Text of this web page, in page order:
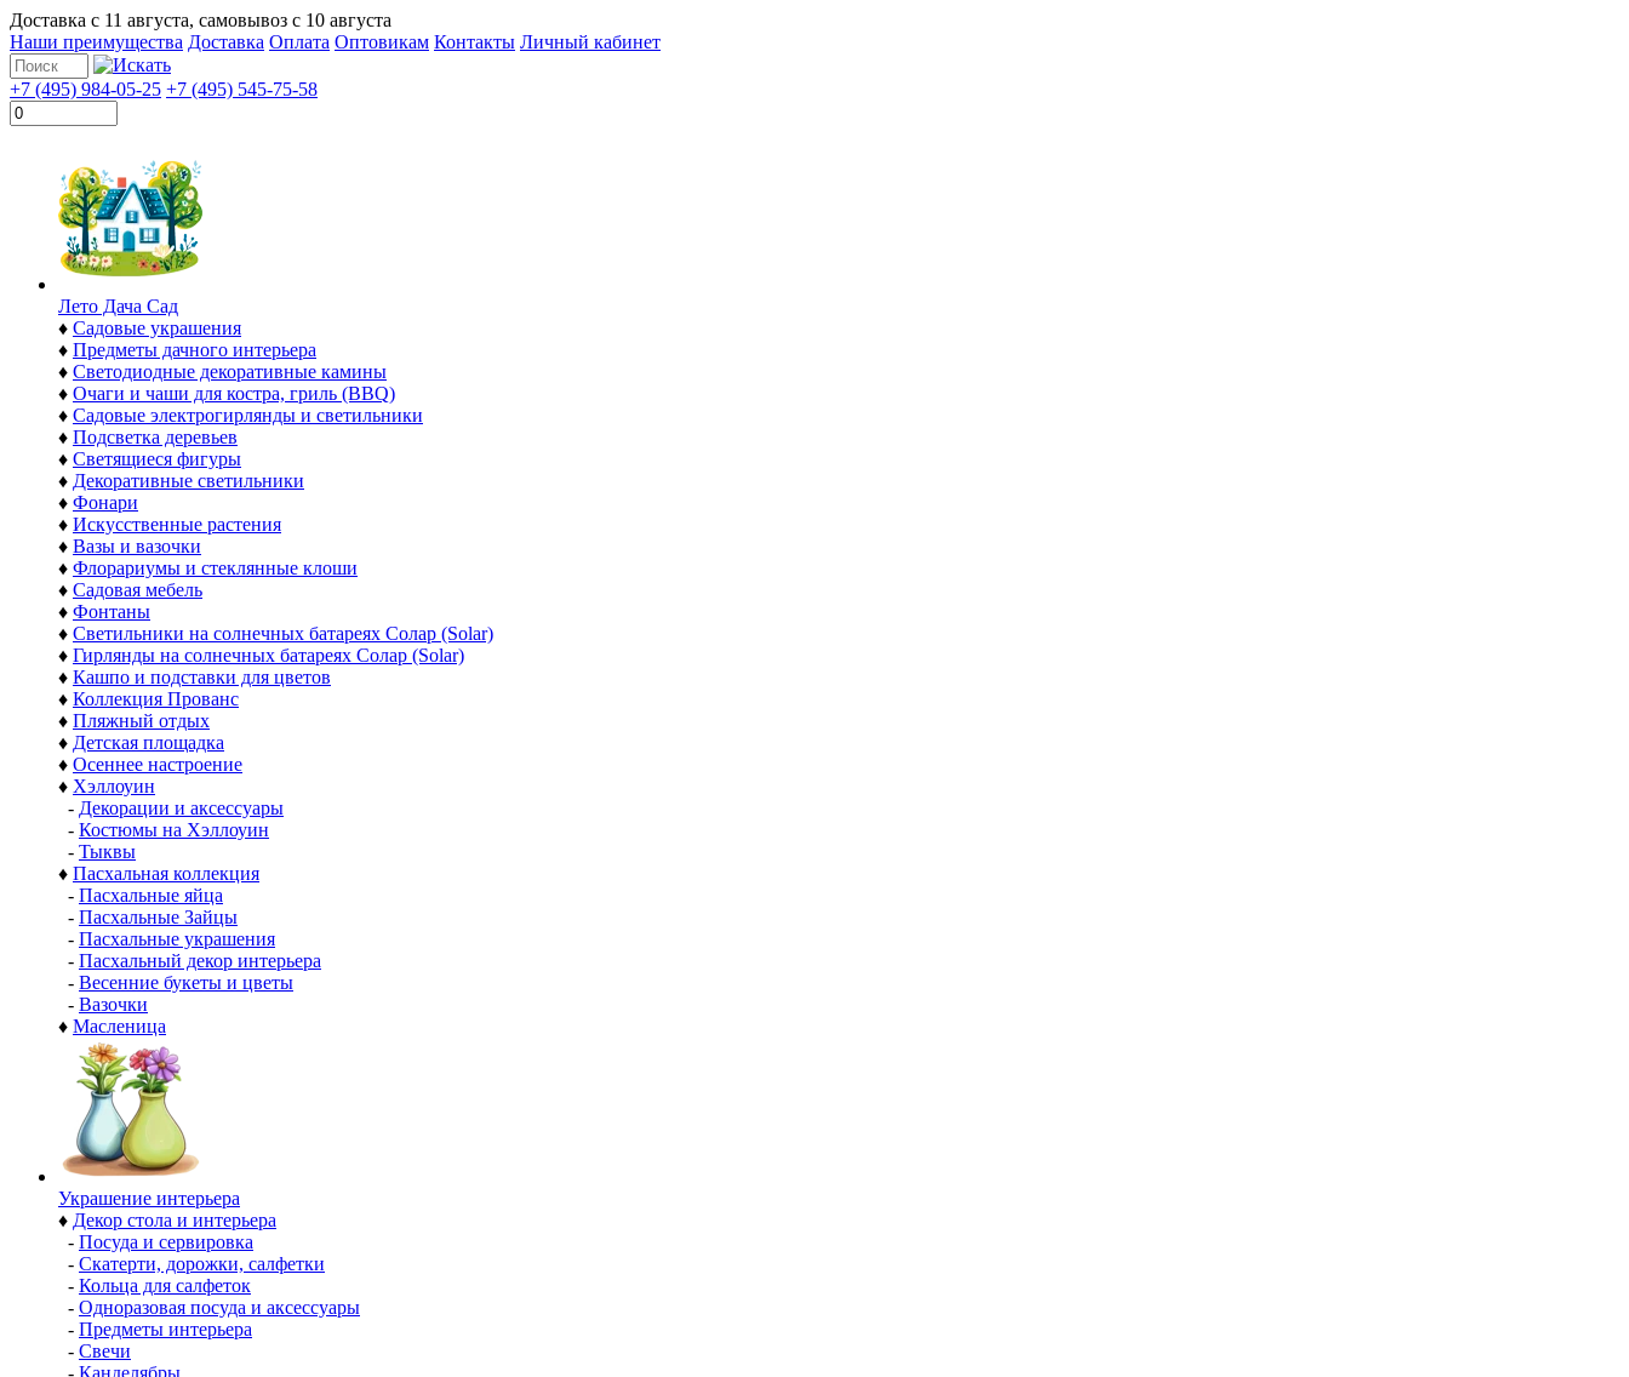
Доставка с 11 августа, самовывоз с 10 августа
Наши преимущества Доставка Оплата Оптовикам Контакты Личный кабинет
+7 (495) 984-05-25 +7 (495) 545-75-58
Лето Дача Сад
♦ Садовые украшения
♦ Предметы дачного интерьера
♦ Светодиодные декоративные камины
♦ Очаги и чаши для костра, гриль (BBQ)
♦ Садовые электрогирлянды и светильники
♦ Подсветка деревьев
♦ Светящиеся фигуры
♦ Декоративные светильники
♦ Фонари
♦ Искусственные растения
♦ Вазы и вазочки
♦ Флорариумы и стеклянные клоши
♦ Садовая мебель
♦ Фонтаны
♦ Светильники на солнечных батареях Солар (Solar)
♦ Гирлянды на солнечных батареях Солар (Solar)
♦ Кашпо и подставки для цветов
♦ Коллекция Прованс
♦ Пляжный отдых
♦ Детская площадка
♦ Осеннее настроение
♦ Хэллоуин
- Декорации и аксессуары
- Костюмы на Хэллоуин
- Тыквы
♦ Пасхальная коллекция
- Пасхальные яйца
- Пасхальные Зайцы
- Пасхальные украшения
- Пасхальный декор интерьера
- Весенние букеты и цветы
- Вазочки
♦ Масленица
Украшение интерьера
♦ Декор стола и интерьера
- Посуда и сервировка
- Скатерти, дорожки, салфетки
- Кольца для салфеток
- Одноразовая посуда и аксессуары
- Предметы интерьера
- Свечи
- Канделябры